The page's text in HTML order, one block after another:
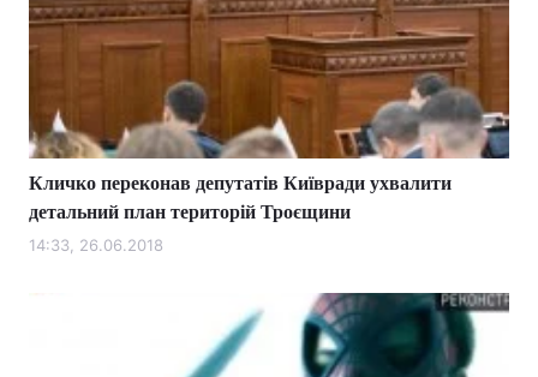
Кличко переконав депутатів Київради ухвалити
детальний план територій Троєщини
14:33, 26.06.2018